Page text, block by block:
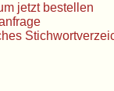
jetzt bestellen